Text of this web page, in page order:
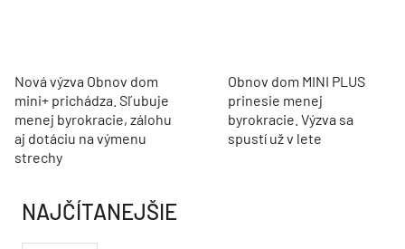
Nová výzva Obnov dom
mini+ prichádza. Sľubuje
menej byrokracie, zálohu
aj dotáciu na výmenu
strechy
Obnov dom MINI PLUS
prinesie menej
byrokracie. Výzva sa
spustí už v lete
NAJČÍTANEJŠIE